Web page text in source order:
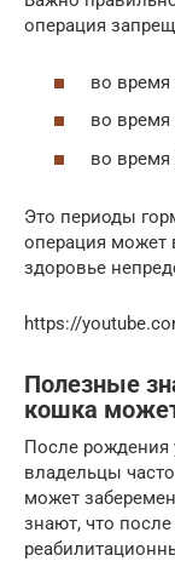
операция
во время
во время
во время
Это периоды
операция может
здоровье
https://
Полезные
кошка
После
владельцы
может
знают, что